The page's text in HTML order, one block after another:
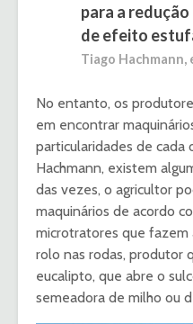
para a
de efeito
Tiago
No entanto, os
em encontrar
particularidades de cada
Hachmann, existem
das vezes, o agricultor
maquinários de acordo
microtratores que
rolo nas rodas, produtor
eucalipto, que abre o
semeadora de milho ou